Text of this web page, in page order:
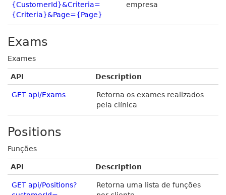
{CustomerId}&Criteria=
{Criteria}&Page={Page}
empresa
Exams
Exames
API Description
GET api/Exams
Retorna os exames realizados
pela clínica
Positions
Funções
API Description
GET api/Positions?
Retorna uma lista de funções